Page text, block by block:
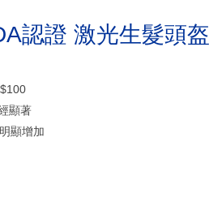
認證 激光生髮頭盔
顯著
顯增加